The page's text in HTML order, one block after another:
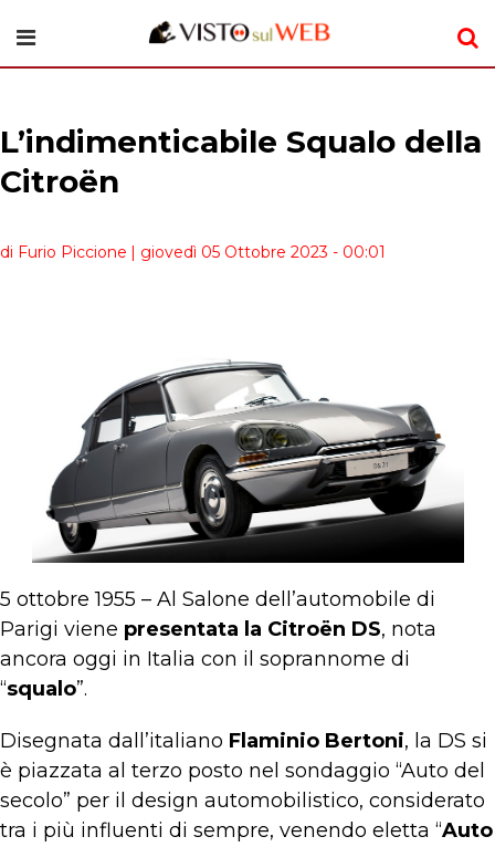
L’indimenticabile Squalo della
Citroën
di Furio Piccione | giovedì 05 Ottobre 2023 - 00:01
5 ottobre 1955 – Al Salone dell’automobile di
Parigi viene presentata la Citroën DS, nota
ancora oggi in Italia con il soprannome di
“squalo”.
Disegnata dall’italiano Flaminio Bertoni, la DS si
è piazzata al terzo posto nel sondaggio “Auto del
secolo” per il design automobilistico, considerato
tra i più influenti di sempre, venendo eletta “Auto